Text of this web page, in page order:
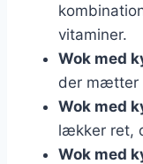
vitaminer.
Wok med
der mætter
Wok med
lækker ret,
Wok med